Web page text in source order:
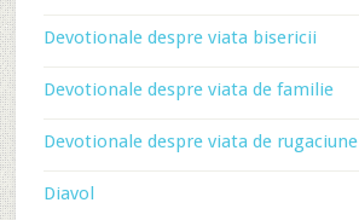
Devotionale despre viata bisericii
Devotionale despre viata de familie
Devotionale despre viata de rugaciune
Diavol